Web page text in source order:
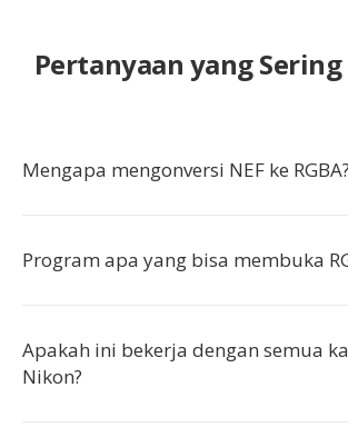
Pertanyaan yang
Mengapa mengonversi NEF ke RGBA?
Program apa yang bisa membuka
Apakah ini bekerja dengan semua
Nikon?